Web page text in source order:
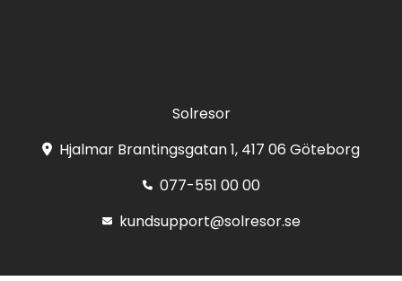
Solresor
Hjalmar Brantingsgatan 1, 417 06 Göteborg
077-551 00 00
kundsupport@solresor.se